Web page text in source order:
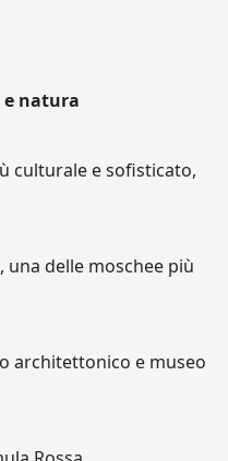
e natura
culturale e sofisticato,
, una delle moschee più
architettonico e museo